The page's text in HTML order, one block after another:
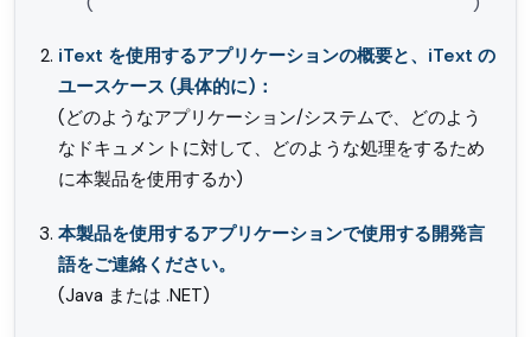
iText を使用するアプリケーションの概要と、iText の
ユースケース (具体的に)：
(どのようなアプリケーション/システムで、どのよう
なドキュメントに対して、どのような処理をするため
に本製品を使用するか)
本製品を使用するアプリケーションで使用する開発言
語をご連絡ください。
(Java または .NET)